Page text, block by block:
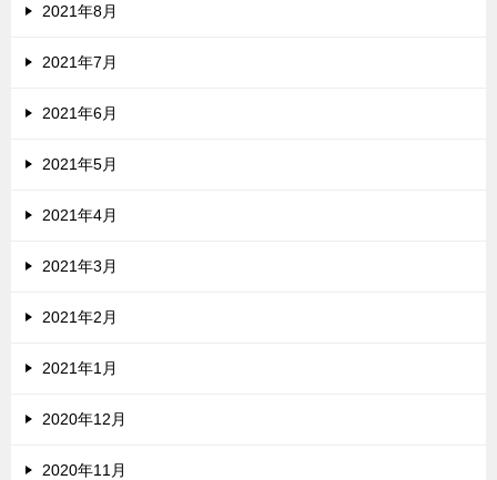
2021年8月
2021年7月
2021年6月
2021年5月
2021年4月
2021年3月
2021年2月
2021年1月
2020年12月
2020年11月